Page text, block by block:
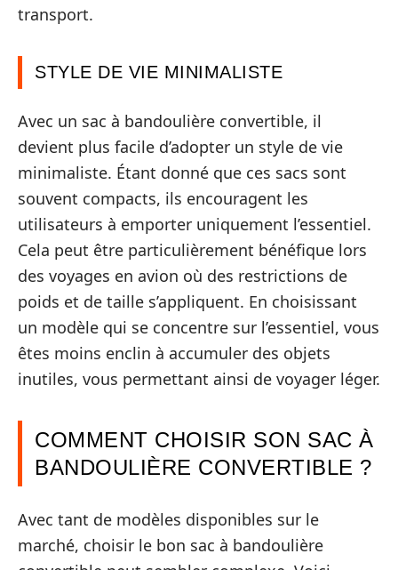
transport.
STYLE DE VIE MINIMALISTE
Avec un sac à bandoulière convertible, il
devient plus facile d’adopter un style de vie
minimaliste. Étant donné que ces sacs sont
souvent compacts, ils encouragent les
utilisateurs à emporter uniquement l’essentiel.
Cela peut être particulièrement bénéfique lors
des voyages en avion où des restrictions de
poids et de taille s’appliquent. En choisissant
un modèle qui se concentre sur l’essentiel, vous
êtes moins enclin à accumuler des objets
inutiles, vous permettant ainsi de voyager léger.
COMMENT CHOISIR SON SAC À
BANDOULIÈRE CONVERTIBLE ?
Avec tant de modèles disponibles sur le
marché, choisir le bon sac à bandoulière